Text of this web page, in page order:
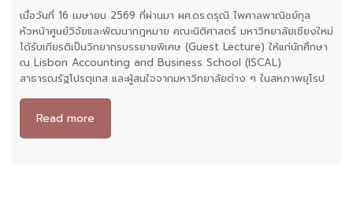
เมื่อวันที่ 16 เมษายน 2569 ที่ผ่านมา ผศ.ดร.ดรุณี ไพศาลพาณิชย์กุล
หัวหน้าศูนย์วิจัยและพัฒนากฎหมาย คณะนิติศาสตร์ มหาวิทยาลัยเชียงใหม่
ได้รับเกียรติเป็นวิทยากรบรรยายพิเศษ (Guest Lecture) ให้แก่นักศึกษา
ณ Lisbon Accounting and Business School (ISCAL)
สาธารณรัฐโปรตุเกส และผู้สนใจจากมหาวิทยาลัยต่าง ๆ ในสหภาพยุโรป
Read more